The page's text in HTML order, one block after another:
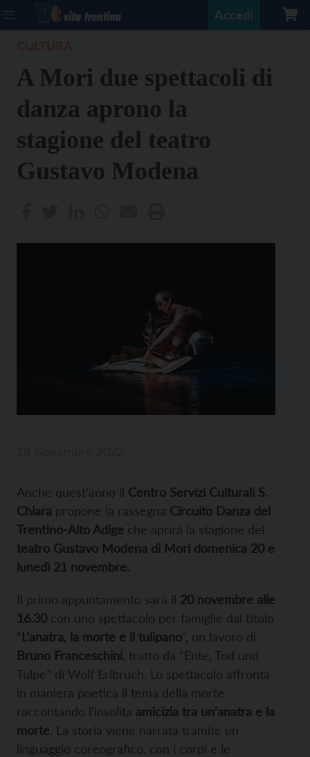
Accedi
A Mori due spettacoli di
danza aprono la
stagione del teatro
Gustavo Modena
Anche quest’anno il Centro Servizi Culturali S.
Chiara propone la rassegna Circuito Danza del
Trentino-Alto Adige che aprirà la stagione del
teatro Gustavo Modena di Mori domenica 20 e
lunedì 21 novembre.
Il primo appuntamento sarà il 20 novembre alle
16.30 con uno spettacolo per famiglie dal titolo
“L’anatra, la morte e il tulipano“, un lavoro di
Bruno Franceschini , tratto da “Ente, Tod und
Tulpe” di Wolf Erlbruch. Lo spettacolo affronta
in maniera poetica il tema della morte
raccontando l’insolita amicizia tra un’anatra e la
morte. La storia viene narrata tramite un
linguaggio coreografico, con i corpi e le